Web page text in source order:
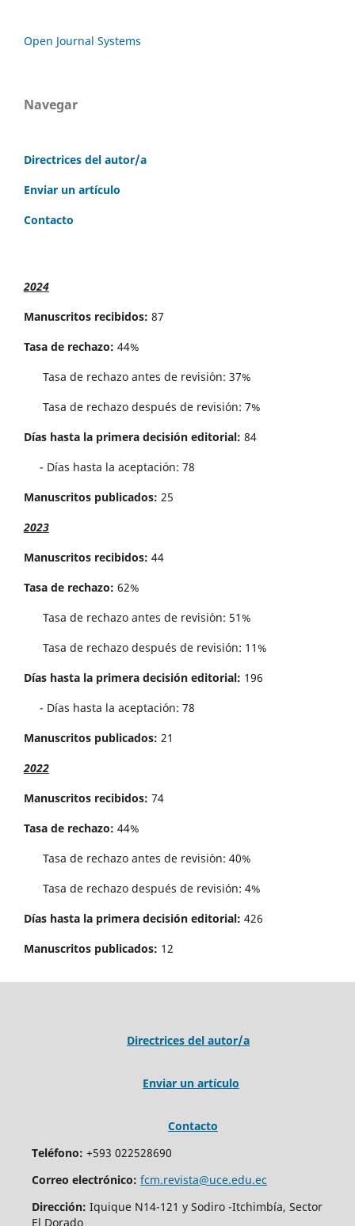
Open Journal Systems
Navegar
Directrices del autor/a
Enviar un artículo
Contacto
2024
Manuscritos recibidos: 87
Tasa de rechazo: 44%
Tasa de rechazo antes de revisi´on: 37%
Tasa de rechazo después de revisión: 7%
Días hasta la primera decisión editorial: 84
- Días hasta la aceptación: 78
Manuscritos publicados: 25
2023
Manuscritos recibidos: 44
Tasa de rechazo: 62%
Tasa de rechazo antes de revisi´on: 51%
Tasa de rechazo después de revisión: 11%
Días hasta la primera decisión editorial: 196
- Días hasta la aceptación: 78
Manuscritos publicados: 21
2022
Manuscritos recibidos: 74
Tasa de rechazo: 44%
Tasa de rechazo antes de revisi´on: 40%
Tasa de rechazo después de revisión: 4%
Días hasta la primera decisión editorial: 426
Manuscritos publicados: 12
Directrices del autor/a
Enviar un artículo
Contacto
Teléfono: +593 022528690
Correo electrónico: fcm.revista@uce.edu.ec
Dirección: Iquique N14-121 y Sodiro -Itchimbía, Sector
El Dorado